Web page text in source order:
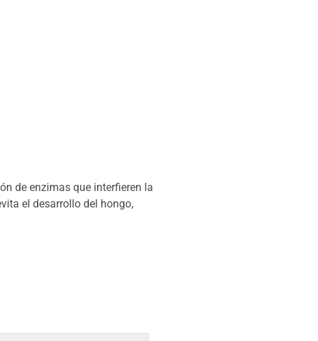
de enzimas que interfieren la
el desarrollo del hongo,